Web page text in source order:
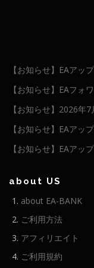
【お知らせ】EAアッ
【お知らせ】EAフォ
【お知らせ】2026年
【お知らせ】EAアッ
【お知らせ】EAアッ
about US
about EA-BANK
ご利用方法
アフィリエイト
ご利用規約